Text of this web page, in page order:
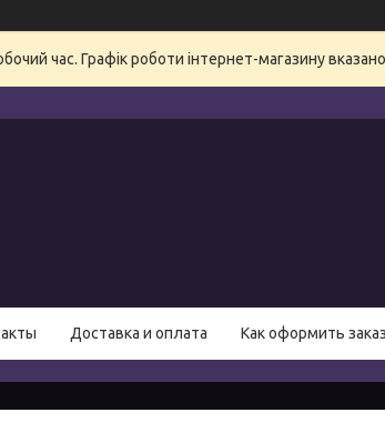
час. Графік роботи інтернет-магазину
Доставка и оплата Как оформить заказ